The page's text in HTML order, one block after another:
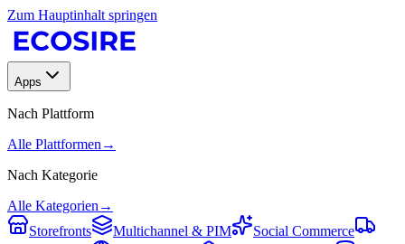
Zum Hauptinhalt springen
Apps
Nach Plattform
Alle Plattformen →
Nach Kategorie
Alle Kategorien →
Storefronts
Multichannel & PIM
Social Commerce